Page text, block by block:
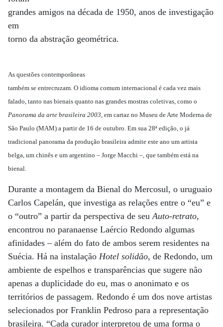
grandes amigos na década de 1950, anos de investigação
em
torno da abstração geométrica.
As questões contemporâneas
também se entrecruzam. O idioma comum internacional é cada vez mais
falado, tanto nas bienais quanto nas grandes mostras coletivas, como o
Panorama da arte brasileira 2003, em cartaz no Museu de Arte Moderna de
São Paulo (MAM) a partir de 16 de outubro. Em sua 28ª edição, o já
tradicional panorama da produção brasileira admite este ano um artista
belga, um chinês e um argentino – Jorge Macchi –, que também está na
bienal.
Durante a montagem da Bienal do Mercosul, o uruguaio
Carlos Capelán, que investiga as relações entre o “eu” e
o “outro” a partir da perspectiva de seuAuto-retrato,
encontrou no paranaense Laércio Redondo algumas
afinidades – além do fato de ambos serem residentes na
Suécia. Há na instalação Hotel solidão, de Redondo, um
ambiente de espelhos e transparências que sugere não
apenas a duplicidade do eu, mas o anonimato e os
territórios de passagem. Redondo é um dos nove artistas
selecionados por Franklin Pedroso para a representação
brasileira. “Cada curador interpretou de uma forma o